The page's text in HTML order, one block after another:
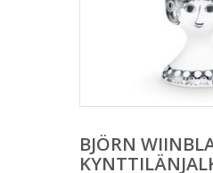
BJÖRN